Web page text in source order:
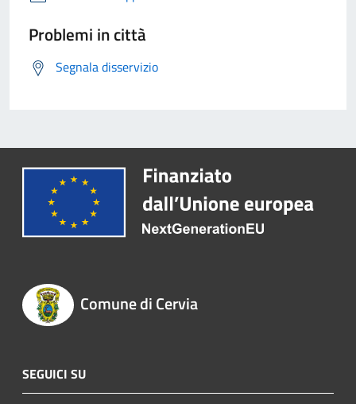
Problemi in città
Segnala disservizio
Comune di Cervia
SEGUICI SU